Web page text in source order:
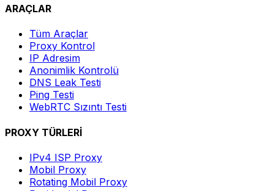
ARAÇLAR
Tüm Araçlar
Proxy Kontrol
IP Adresim
Anonimlik Kontrolü
DNS Leak Testi
Ping Testi
WebRTC Sızıntı Testi
PROXY TÜRLERİ
IPv4 ISP Proxy
Mobil Proxy
Rotating Mobil Proxy